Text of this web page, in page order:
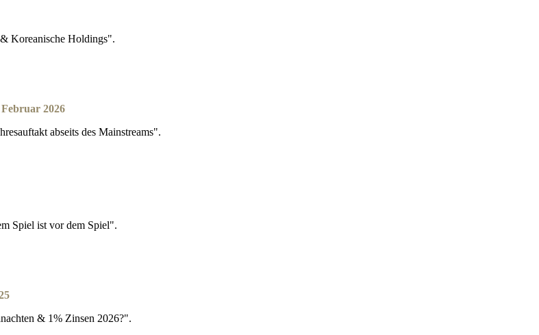
Koreanische Holdings".
2026
abseits des Mainstreams".
Spiel ist vor dem Spiel".
& 1% Zinsen 2026?".